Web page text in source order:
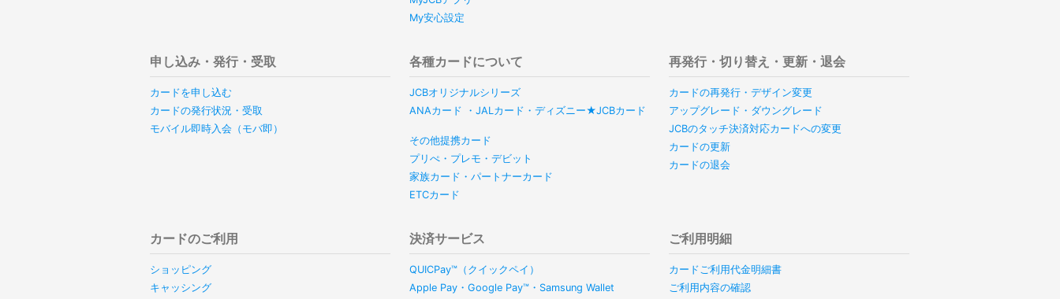
My安心設定
申し込み・発行・受取
カードを申し込む
カードの発行状況・受取
モバイル即時入会（モバ即）
各種カードについて
JCBオリジナルシリーズ
ANAカード ・JALカード・ディズニー★JCBカード
その他提携カード
プリぺ・プレモ・デビット
家族カード・パートナーカード
ETCカード
再発行・切り替え・更新・退会
カードの再発行・デザイン変更
アップグレード・ダウングレード
JCBのタッチ決済対応カードへの変更
カードの更新
カードの退会
カードのご利用
ショッピング
キャッシング
決済サービス
QUICPay™（クイックペイ）
Apple Pay・Google Pay™・Samsung Wallet
ご利用明細
カードご利用代金明細書
ご利用内容の確認